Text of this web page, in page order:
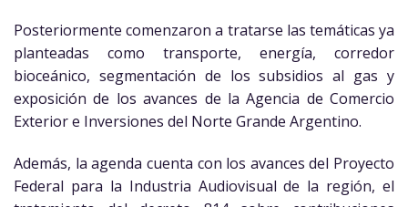
Posteriormente comenzaron a tratarse las temáticas ya
planteadas como transporte, energía, corredor
bioceánico, segmentación de los subsidios al gas y
exposición de los avances de la Agencia de Comercio
Exterior e Inversiones del Norte Grande Argentino.
Además, la agenda cuenta con los avances del Proyecto
Federal para la Industria Audiovisual de la región, el